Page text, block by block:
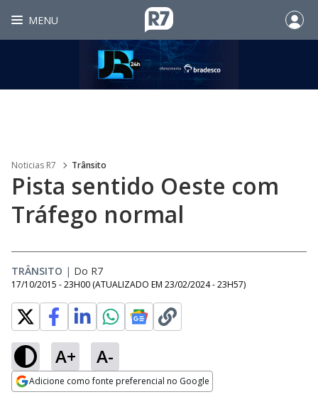
MENU
Noticias R7 Trânsito
Pista sentido Oeste com
Tráfego normal
TRÂNSITO | Do R7
17/10/2015 - 23H00 (ATUALIZADO EM 23/02/2024 - 23H57)
A+ A-
Adicione como fonte preferencial no Google